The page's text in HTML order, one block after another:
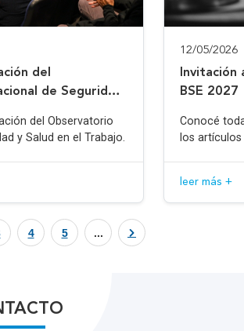
del
de Seguridad
del Observatorio
y Salud en el Trabajo.
12/05/2026
Invitación
BSE 2027
Conocé
los
leer más +
4 5 ...